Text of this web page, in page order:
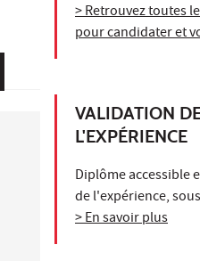
> Retrouvez toutes
pour candidater et
VALIDATION
L'EXPÉRIENCE
Diplôme accessible
de l'expérience,
> En savoir plus